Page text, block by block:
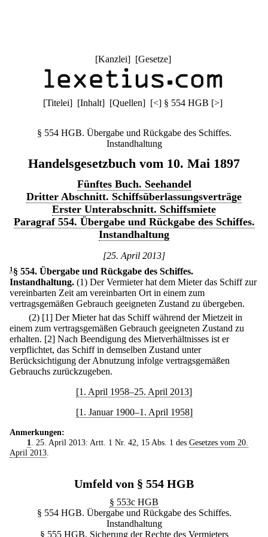
[Kanzlei] [Gesetze]
[Titelei] [Inhalt] [Quellen] [<] § 554 HGB [>]
§ 554 HGB. Übergabe und Rückgabe des Schiffes.
Instandhaltung
Handelsgesetzbuch vom 10. Mai 1897
Fünftes Buch. Seehandel
Dritter Abschnitt. Schiffsüberlassungsverträge
Erster Unterabschnitt. Schiffsmiete
Paragraf 554. Übergabe und Rückgabe des Schiffes.
Instandhaltung
[25. April 2013]
1 § 554. Übergabe und Rückgabe des Schiffes.
Instandhaltung. (1) Der Vermieter hat dem Mieter das Schiff zur
vereinbarten Zeit am vereinbarten Ort in einem zum
vertragsgemäßen Gebrauch geeigneten Zustand zu übergeben.
(2) [1] Der Mieter hat das Schiff während der Mietzeit in
einem zum vertragsgemäßen Gebrauch geeigneten Zustand zu
erhalten. [2] Nach Beendigung des Mietverhältnisses ist er
verpflichtet, das Schiff in demselben Zustand unter
Berücksichtigung der Abnutzung infolge vertragsgemäßen
Gebrauchs zurückzugeben.
[1. April 1958–25. April 2013]
[1. Januar 1900–1. April 1958]
Anmerkungen:
1. 25. April 2013: Artt. 1 Nr. 42, 15 Abs. 1 des Gesetzes vom 20.
April 2013.
Umfeld von § 554 HGB
§ 553c HGB
§ 554 HGB. Übergabe und Rückgabe des Schiffes.
Instandhaltung
§ 555 HGB. Sicherung der Rechte des Vermieters